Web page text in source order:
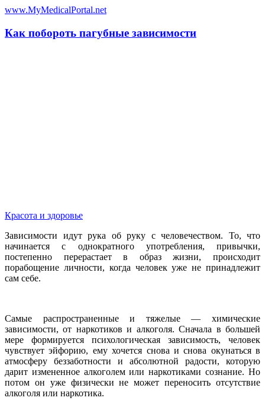
www.MyMedicalPortal.net
Как побороть пагубные зависимости
Красота и здоровье
Зависимости идут рука об руку с человечеством. То, что
начинается с однократного употребления, привычки,
постепенно перерастает в образ жизни, происходит
порабощение личности, когда человек уже не принадлежит
сам себе.
Самые распространенные и тяжелые — химические
зависимости, от наркотиков и алкоголя. Сначала в большей
мере формируется психологическая зависимость, человек
чувствует эйфорию, ему хочется снова и снова окунаться в
атмосферу беззаботности и абсолютной радости, которую
дарит измененное алкоголем или наркотиками сознание. Но
потом он уже физически не может переносить отсутствие
алкоголя или наркотика.